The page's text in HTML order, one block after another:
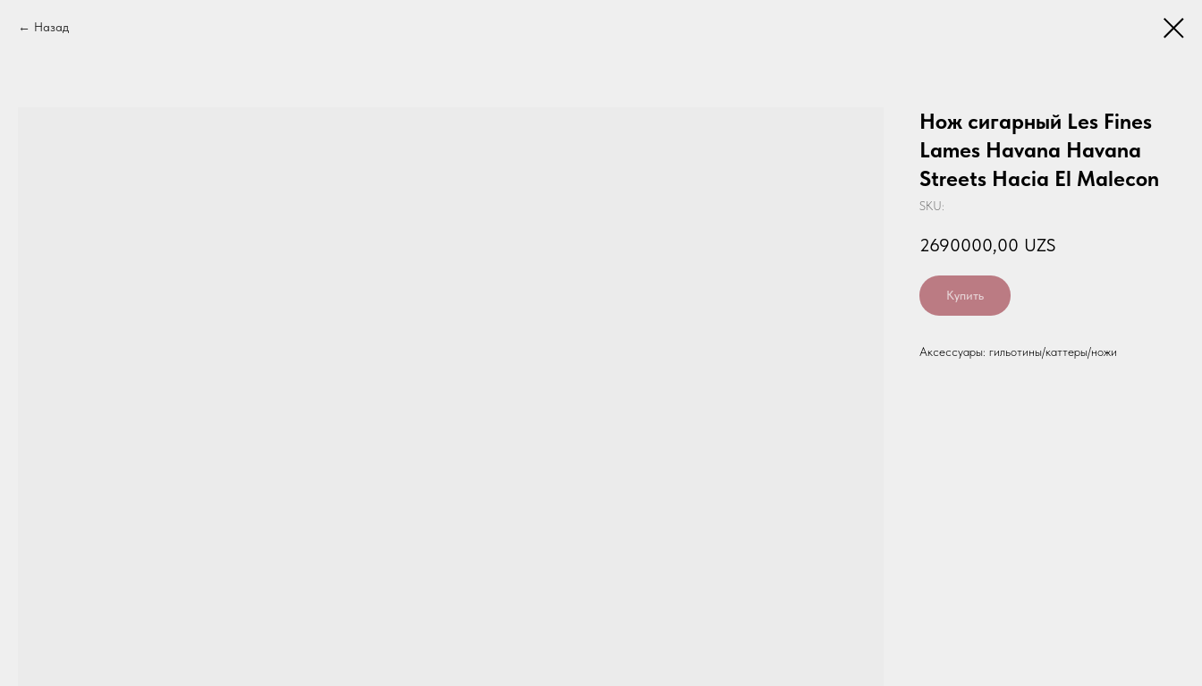
Назад
Нож сигарный Les Fines
Lames Havana Havana
Streets Hacia El Malecon
SKU:
2690000,00 UZS
Купить
Аксессуары: гильотины/каттеры/ножи